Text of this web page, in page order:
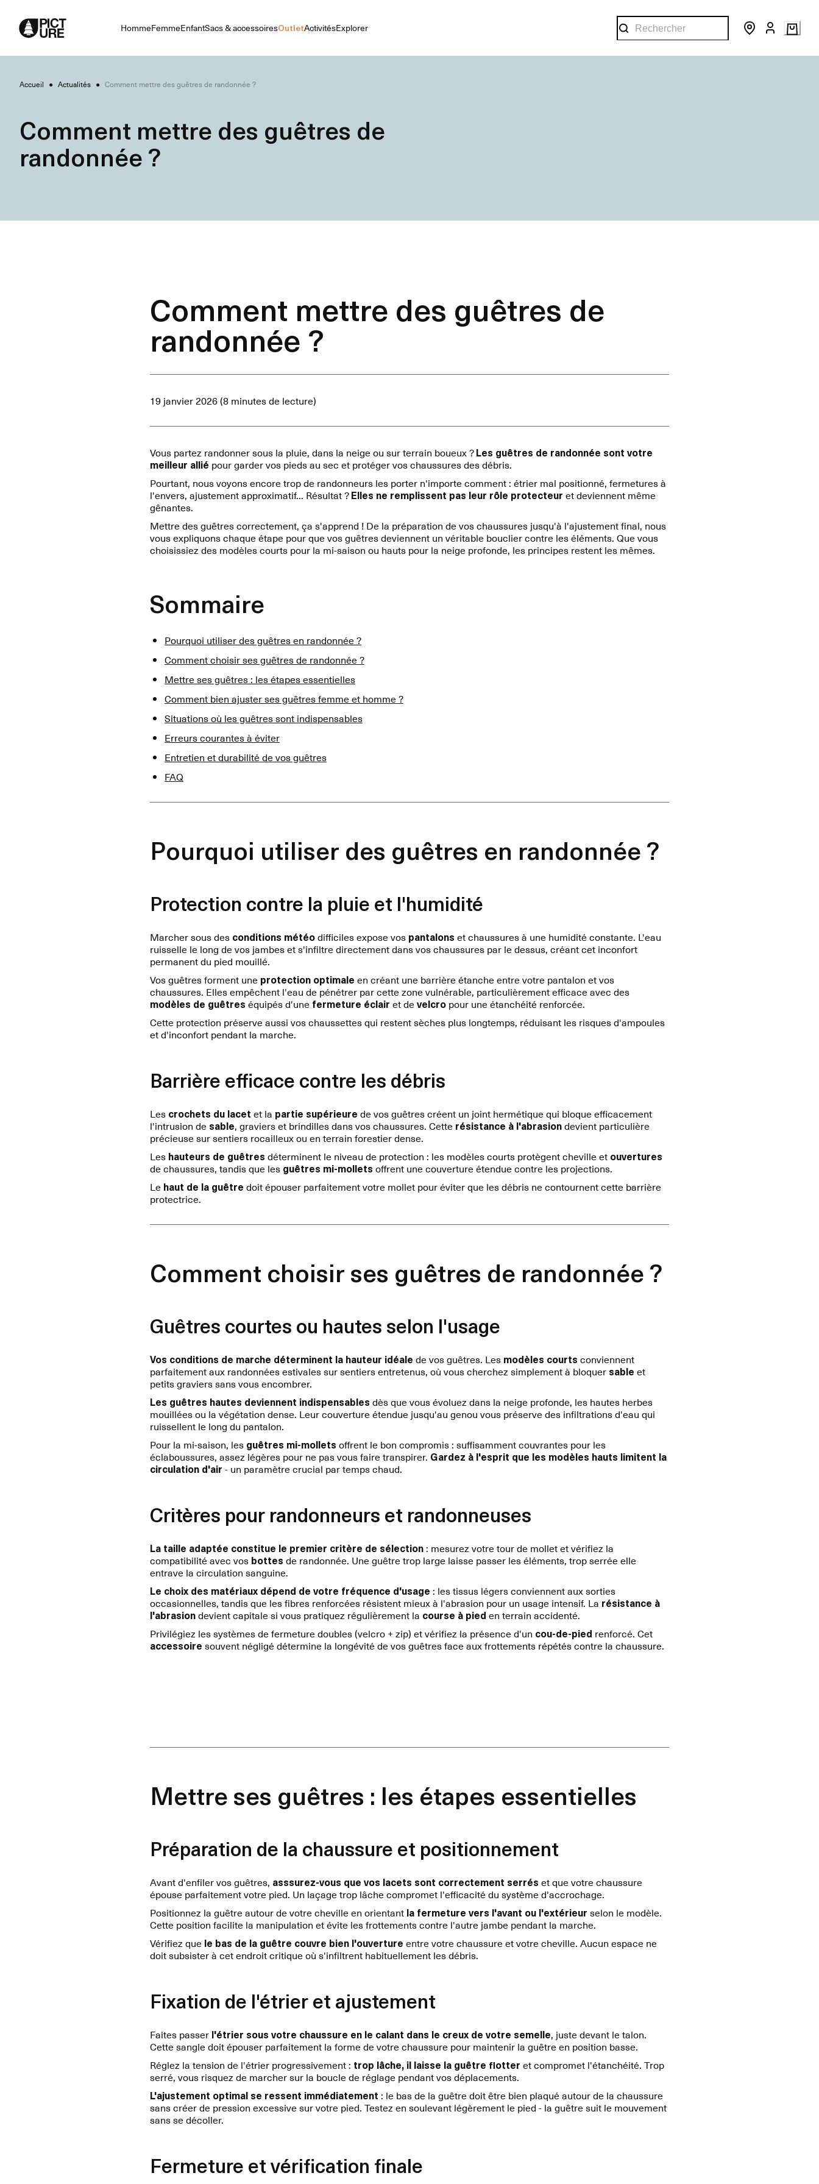
Content
HommeFemmeEnfantSacs & accessoiresOutletActivitésExplorer
Accueil ● Actualités ● Comment mettre des guêtres de randonnée ?
Comment mettre des guêtres de
randonnée ?
Comment mettre des guêtres de
randonnée ?
19 janvier 2026 (8 minutes de lecture)
Vous partez randonner sous la pluie, dans la neige ou sur terrain boueux ?Les guêtres de randonnée sont votre
meilleur allié pour garder vos pieds au sec et protéger vos chaussures des débris.
Pourtant, nous voyons encore trop de randonneurs les porter n'importe comment : étrier mal positionné, fermetures à
l'envers, ajustement approximatif... Résultat ?Elles ne remplissent pas leur rôle protecteur et deviennent même
gênantes.
Mettre des guêtres correctement, ça s'apprend ! De la préparation de vos chaussures jusqu'à l'ajustement final, nous
vous expliquons chaque étape pour que vos guêtres deviennent un véritable bouclier contre les éléments. Que vous
choisissiez des modèles courts pour la mi-saison ou hauts pour la neige profonde, les principes restent les mêmes.
Sommaire
Pourquoi utiliser des guêtres en randonnée ?
Comment choisir ses guêtres de randonnée ?
Mettre ses guêtres : les étapes essentielles
Comment bien ajuster ses guêtres femme et homme ?
Situations où les guêtres sont indispensables
Erreurs courantes à éviter
Entretien et durabilité de vos guêtres
FAQ
Pourquoi utiliser des guêtres en randonnée ?
Protection contre la pluie et l'humidité
Marcher sous des conditions météodifficiles expose vos pantalons et chaussures à une humidité constante. L'eau
ruisselle le long de vos jambes et s'infiltre directement dans vos chaussures par le dessus, créant cet inconfort
permanent du pied mouillé.
Vos guêtres forment une protection optimale en créant une barrière étanche entre votre pantalon et vos
chaussures. Elles empêchent l'eau de pénétrer par cette zone vulnérable, particulièrement efficace avec des
modèles de guêtres équipés d'une fermeture éclair et develcro pour une étanchéité renforcée.
Cette protection préserve aussi vos chaussettes qui restent sèches plus longtemps, réduisant les risques d'ampoules
et d'inconfort pendant la marche.
Barrière efficace contre les débris
Les crochets du lacet et la partie supérieure de vos guêtres créent un joint hermétique qui bloque efficacement
l'intrusion de sable, graviers et brindilles dans vos chaussures. Cette résistance à l'abrasiondevient particulière
précieuse sur sentiers rocailleux ou en terrain forestier dense.
Les hauteurs de guêtres déterminent le niveau de protection : les modèles courts protègent cheville et ouvertures
de chaussures, tandis que les guêtres mi-mollets offrent une couverture étendue contre les projections.
Le haut de la guêtre doit épouser parfaitement votre mollet pour éviter que les débris ne contournent cette barrière
protectrice.
Comment choisir ses guêtres de randonnée ?
Guêtres courtes ou hautes selon l'usage
Vos conditions de marche déterminent la hauteur idéale de vos guêtres. Les modèles courts conviennent
parfaitement aux randonnées estivales sur sentiers entretenus, où vous cherchez simplement à bloquer sable et
petits graviers sans vous encombrer.
Les guêtres hautes deviennent indispensables dès que vous évoluez dans la neige profonde, les hautes herbes
mouillées ou la végétation dense. Leur couverture étendue jusqu'au genou vous préserve des infiltrations d'eau qui
ruissellent le long du pantalon.
Pour la mi-saison, les guêtres mi-mollets offrent le bon compromis : suffisamment couvrantes pour les
éclaboussures, assez légères pour ne pas vous faire transpirer. Gardez à l'esprit que les modèles hauts limitent la
circulation d'air - un paramètre crucial par temps chaud.
Critères pour randonneurs et randonneuses
La taille adaptée constitue le premier critère de sélection : mesurez votre tour de mollet et vérifiez la
compatibilité avec vos bottes de randonnée. Une guêtre trop large laisse passer les éléments, trop serrée elle
entrave la circulation sanguine.
Le choix des matériaux dépend de votre fréquence d'usage : les tissus légers conviennent aux sorties
occasionnelles, tandis que les fibres renforcées résistent mieux à l'abrasion pour un usage intensif. La résistance à
l'abrasiondevient capitale si vous pratiquez régulièrement la course à pied en terrain accidenté.
Privilégiez les systèmes de fermeture doubles (velcro + zip) et vérifiez la présence d'un cou-de-pied renforcé. Cet
accessoire souvent négligé détermine la longévité de vos guêtres face aux frottements répétés contre la chaussure.
Mettre ses guêtres : les étapes essentielles
Préparation de la chaussure et positionnement
Avant d'enfiler vos guêtres, asssurez-vous que vos lacets sont correctement serrés et que votre chaussure
épouse parfaitement votre pied. Un laçage trop lâche compromet l'efficacité du système d'accrochage.
Positionnez la guêtre autour de votre cheville en orientant la fermeture vers l'avant ou l'extérieur selon le modèle.
Cette position facilite la manipulation et évite les frottements contre l'autre jambe pendant la marche.
Vérifiez que le bas de la guêtre couvre bien l'ouverture entre votre chaussure et votre cheville. Aucun espace ne
doit subsister à cet endroit critique où s'infiltrent habituellement les débris.
Fixation de l'étrier et ajustement
Faites passer l'étrier sous votre chaussure en le calant dans le creux de votre semelle, juste devant le talon.
Cette sangle doit épouser parfaitement la forme de votre chaussure pour maintenir la guêtre en position basse.
Réglez la tension de l'étrier progressivement : trop lâche, il laisse la guêtre flotter et compromet l'étanchéité. Trop
serré, vous risquez de marcher sur la boucle de réglage pendant vos déplacements.
L'ajustement optimal se ressent immédiatement : le bas de la guêtre doit être bien plaqué autour de la chaussure
sans créer de pression excessive sur votre pied. Testez en soulevant légèrement le pied - la guêtre suit le mouvement
sans se décoller.
Fermeture et vérification finale